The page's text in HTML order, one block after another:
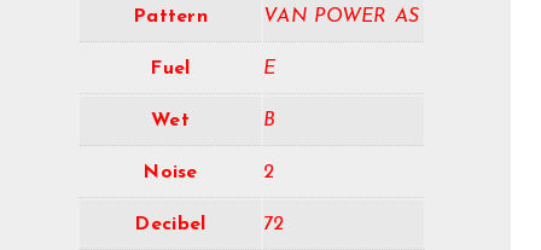
Pattern VAN POWER AS
Fuel E
Wet B
Noise 2
Decibel 72